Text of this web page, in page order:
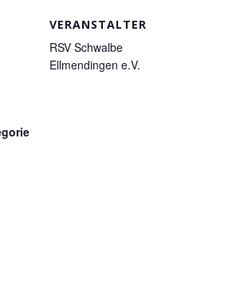
VERANSTALTER
RSV Schwalbe
Ellmendingen e.V.